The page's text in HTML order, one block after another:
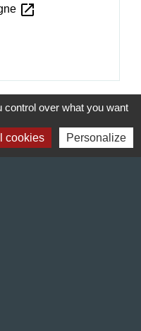
open_in_new
sur cette page
over what you want
cookies Personalize